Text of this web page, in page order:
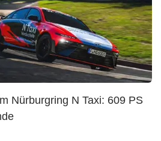
Nürburgring N Taxi: 609 PS